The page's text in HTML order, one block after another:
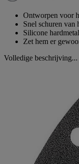
Ontworpen voor
Snel schuren van
Silicone
Zet hem er
Volledige beschrijving...